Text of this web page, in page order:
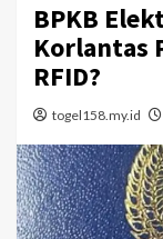
BPKB
Korlantas
RFID?
togel158.my.id